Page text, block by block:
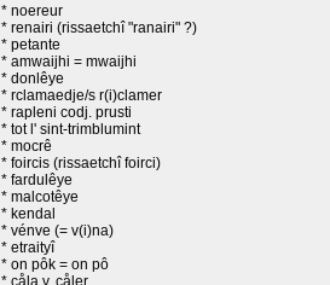
* noereur
* renairi (rissaetchî "ranairi" ?)
* petante
* amwaijhi = mwaijhi
* donlêye
* rclamaedje/s r(i)clamer
* rapleni codj. prusti
* tot l' sint-trimblumint
* mocrê
* foircis (rissaetchî foirci)
* fardulêye
* malcotêye
* kendal
* vénve (= v(i)na)
* etraityî
* on pôk = on pô
* cåla v. cåler